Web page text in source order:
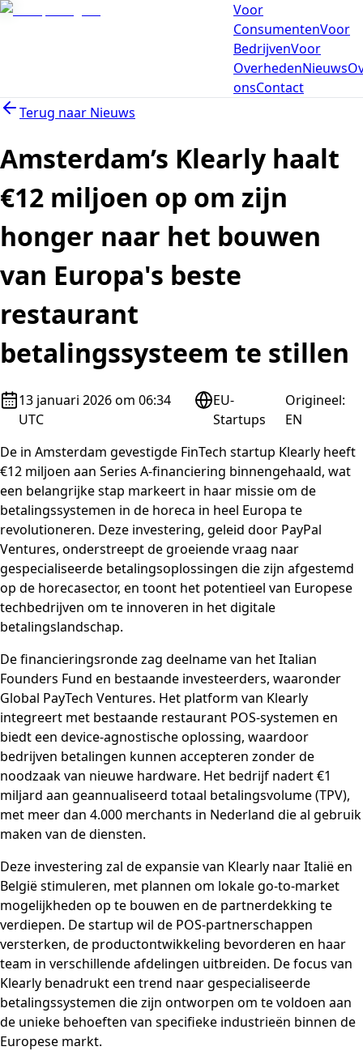
Voor
ConsumentenVoor
BedrijvenVoor
OverhedenNieuws
onsContact
Terug naar Nieuws
Amsterdam’s Klearly haalt
€12 miljoen op om zijn
honger naar het bouwen
van Europa's beste
restaurant
betalingssysteem te stillen
13 januari 2026 om 06:34
UTC
EU-
Startups
Origineel:
EN
De in Amsterdam gevestigde FinTech startup Klearly heeft
€12 miljoen aan Series A-financiering binnengehaald, wat
een belangrijke stap markeert in haar missie om de
betalingssystemen in de horeca in heel Europa te
revolutioneren. Deze investering, geleid door PayPal
Ventures, onderstreept de groeiende vraag naar
gespecialiseerde betalingsoplossingen die zijn afgestemd
op de horecasector, en toont het potentieel van Europese
techbedrijven om te innoveren in het digitale
betalingslandschap.
De financieringsronde zag deelname van het Italian
Founders Fund en bestaande investeerders, waaronder
Global PayTech Ventures. Het platform van Klearly
integreert met bestaande restaurant POS-systemen en
biedt een device-agnostische oplossing, waardoor
bedrijven betalingen kunnen accepteren zonder de
noodzaak van nieuwe hardware. Het bedrijf nadert €1
miljard aan geannualiseerd totaal betalingsvolume (TPV),
met meer dan 4.000 merchants in Nederland die al gebruik
maken van de diensten.
Deze investering zal de expansie van Klearly naar Italië en
België stimuleren, met plannen om lokale go-to-market
mogelijkheden op te bouwen en de partnerdekking te
verdiepen. De startup wil de POS-partnerschappen
versterken, de productontwikkeling bevorderen en haar
team in verschillende afdelingen uitbreiden. De focus van
Klearly benadrukt een trend naar gespecialiseerde
betalingssystemen die zijn ontworpen om te voldoen aan
de unieke behoeften van specifieke industrieën binnen de
Europese markt.